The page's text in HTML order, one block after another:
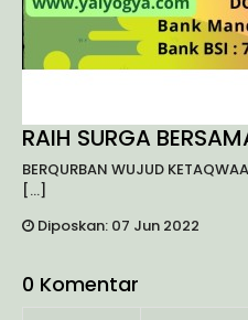
RAIH SURGA
BERQURBAN WUJUD
[...]
Diposkan: 07 Jun 2022
0 Komentar